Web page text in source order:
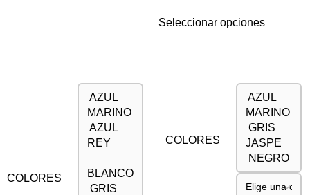
Seleccionar opciones
COLORES
AZUL
MARINO
AZUL
REY
BLANCO
GRIS
COLORES
AZUL
MARINO
GRIS
JASPE
NEGRO